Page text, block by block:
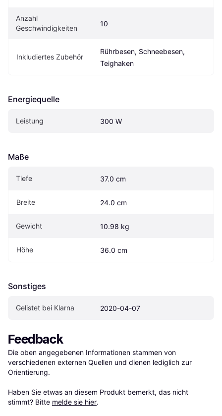
Anzahl
Geschwindigkeiten
10
Inkludiertes Zubehör
Rührbesen, Schneebesen,
Teighaken
Energiequelle
Leistung 300 W
Maße
Tiefe 37.0 cm
Breite 24.0 cm
Gewicht 10.98 kg
Höhe 36.0 cm
Sonstiges
Gelistet bei Klarna 2020-04-07
Feedback
Die oben angegebenen Informationen stammen von
verschiedenen externen Quellen und dienen lediglich zur
Orientierung.
Haben Sie etwas an diesem Produkt bemerkt, das nicht
stimmt? Bitte melde sie hier.